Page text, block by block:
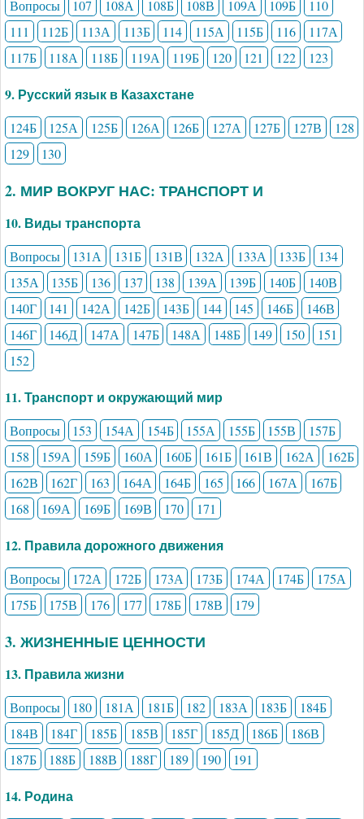
Вопросы 107 108А 108Б 108В 109А 109Б
110
111
112Б 113А 113Б 114 115А 115Б 116
117А
117Б
118А 118Б 119А 119Б 120 121 122 123
9. Русский язык в Казахстане
124Б 125А 125Б 126А 126Б 127А 127Б 127В
128
129
130
2. МИР ВОКРУГ НАС: ТРАНСПОРТ И
10. Виды транспорта
Вопросы 131А 131Б 131В 132А 133А 133Б
134
135А
135Б 136 137 138 139А 139Б 140Б
140В
140Г
141 142А 142Б 143Б 144 145 146Б
146В
146Г
146Д 147А 147Б 148А 148Б 149 150
151
152
11. Транспорт и окружающий мир
Вопросы 153 154А 154Б 155А 155Б 155В
157Б
158
159А 159Б 160А 160Б 161Б 161В 162А
162Б
162В
162Г 163 164А 164Б 165 166 167А
167Б
168
169А 169Б 169В 170 171
12. Правила дорожного движения
Вопросы 172А 172Б 173А 173Б 174А 174Б
175А
175Б
175В 176 177 178Б 178В 179
3. ЖИЗНЕННЫЕ ЦЕННОСТИ
13. Правила жизни
Вопросы 180 181А 181Б 182 183А 183Б
184Б
184В
184Г 185Б 185В 185Г 185Д 186Б
186В
187Б
188Б 188В 188Г 189 190 191
14. Родина